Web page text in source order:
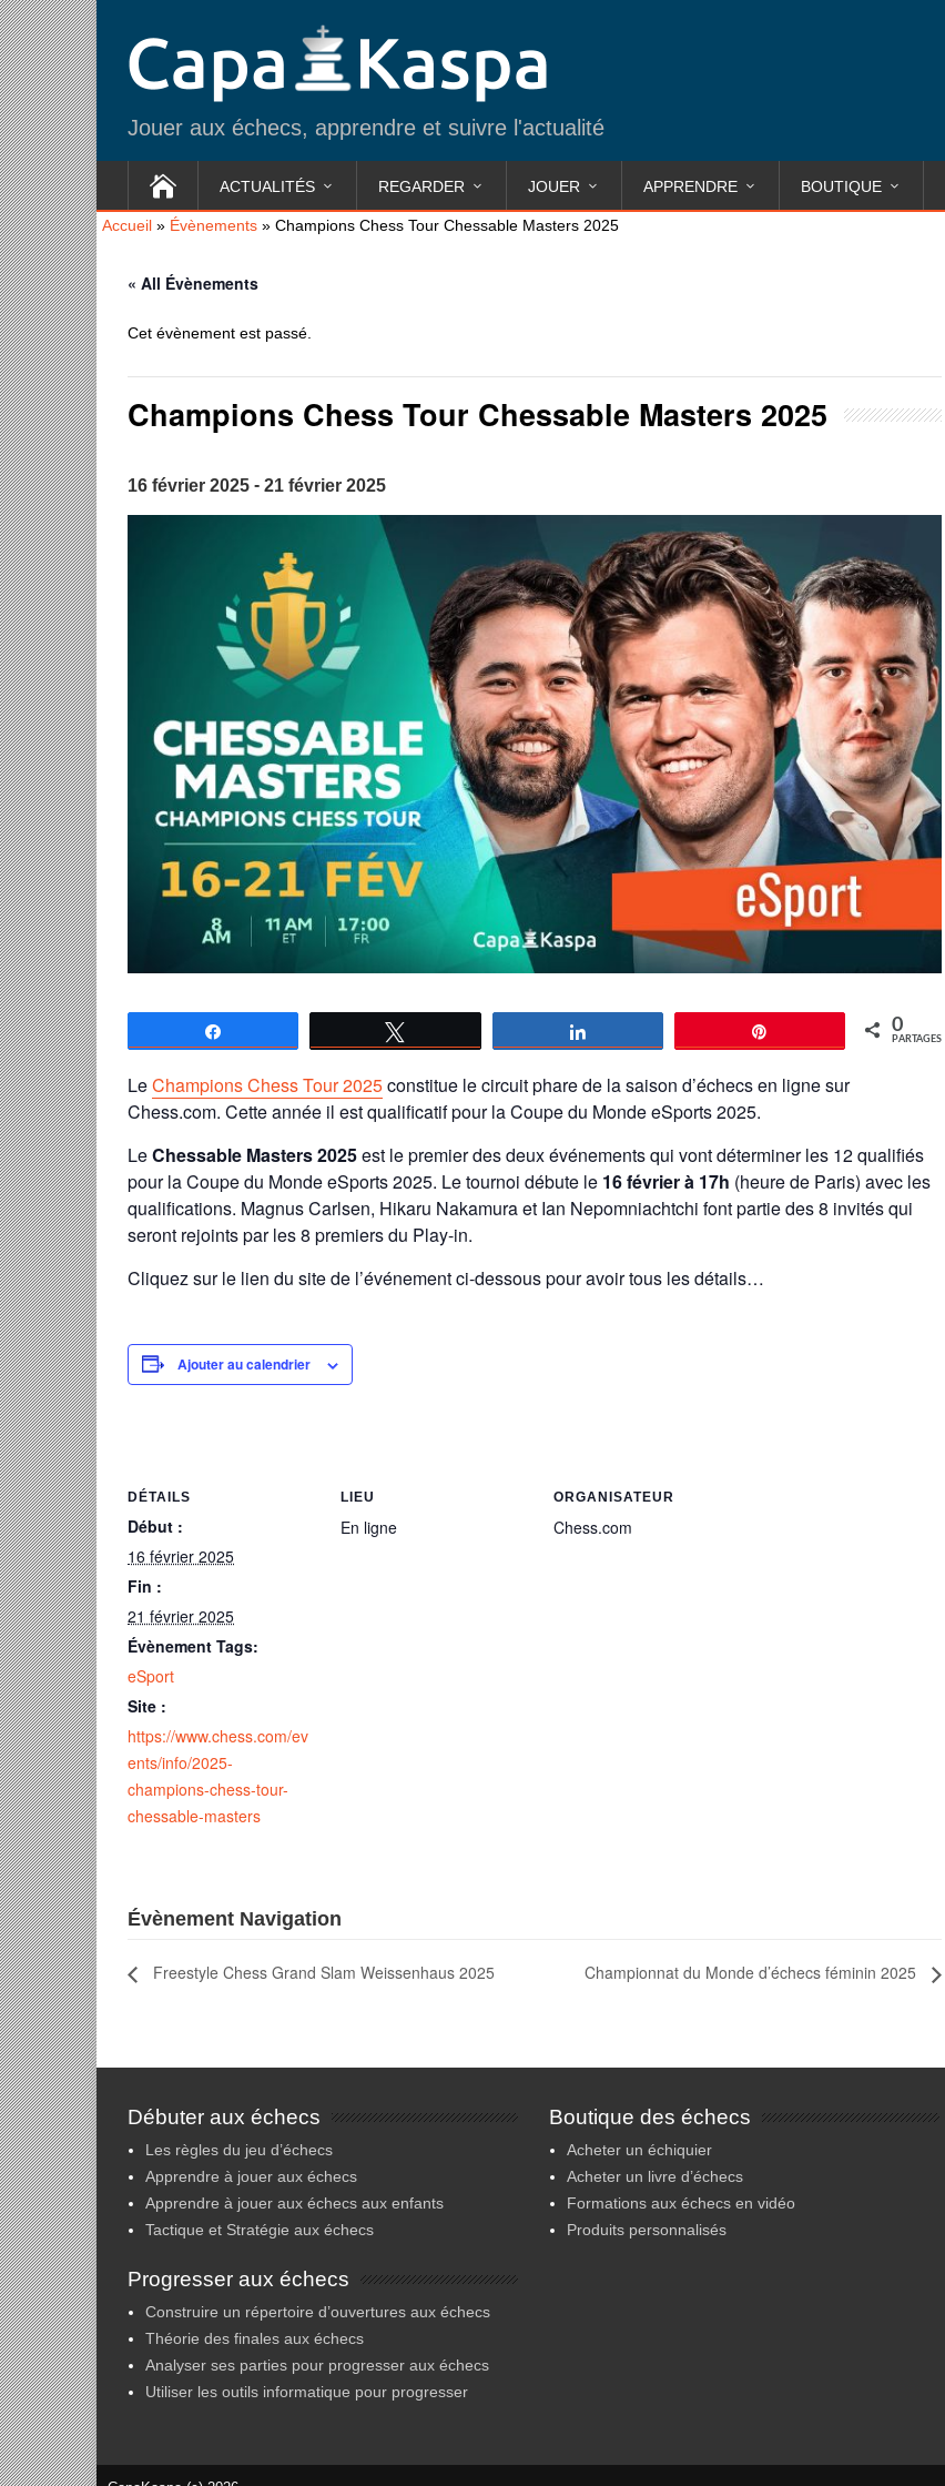
Jouer aux échecs, apprendre et suivre l'actualité
ACTUALITÉS REGARDER JOUER APPRENDRE BOUTIQUE
Accueil » Évènements » Champions Chess Tour Chessable Masters 2025
« All Évènements
Cet évènement est passé.
Champions Chess Tour Chessable Masters 2025
16 février 2025 - 21 février 2025
0
PARTAGES
LeChampions Chess Tour 2025constitue le circuit phare de la saison d’échecs en ligne sur
Chess.com. Cette année il est qualificatif pour la Coupe du Monde eSports 2025.
LeChessable Masters 2025est le premier des deux événements qui vont déterminer les 12 qualifiés
pour la Coupe du Monde eSports 2025. Le tournoi débute le 16 février à 17h (heure de Paris) avec les
qualifications. Magnus Carlsen, Hikaru Nakamura et Ian Nepomniachtchi font partie des 8 invités qui
seront rejoints par les 8 premiers du Play-in.
Cliquez sur le lien du site de l’événement ci-dessous pour avoir tous les détails…
Ajouter au calendrier
DÉTAILS
Début :
16 février 2025
Fin :
21 février 2025
Évènement Tags:
eSport
Site :
https://www.chess.com/ev
ents/info/2025-
champions-chess-tour-
chessable-masters
LIEU
En ligne
ORGANISATEUR
Chess.com
Évènement Navigation
Freestyle Chess Grand Slam Weissenhaus 2025 Championnat du Monde d’échecs féminin 2025
Débuter aux échecs
Les règles du jeu d’échecs
Apprendre à jouer aux échecs
Apprendre à jouer aux échecs aux enfants
Tactique et Stratégie aux échecs
Progresser aux échecs
Construire un répertoire d’ouvertures aux échecs
Théorie des finales aux échecs
Analyser ses parties pour progresser aux échecs
Utiliser les outils informatique pour progresser
Boutique des échecs
Acheter un échiquier
Acheter un livre d’échecs
Formations aux échecs en vidéo
Produits personnalisés